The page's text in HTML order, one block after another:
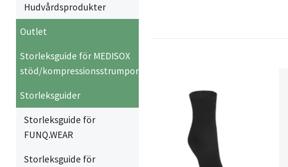
Hudvårdsprodukter
Outlet
Storleksguide för MEDISOX
stöd/kompressionsstrumpor
Storleksguider
Storleksguide för
FUNQ.WEAR
Storleksguide för